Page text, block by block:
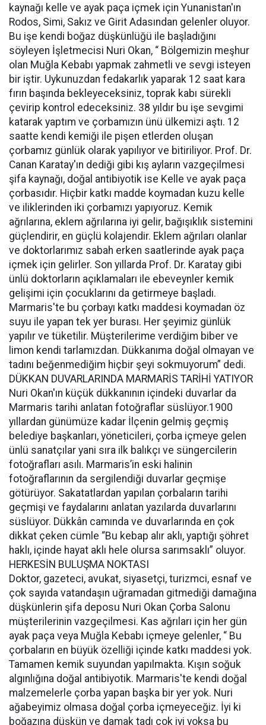
kaynağı kelle ve ayak paça içmek için Yunanistan'ın
Rodos, Simi, Sakız ve Girit Adasından gelenler oluyor.
Bu işe kendi boğaz düşkünlüğü ile başladığını
söyleyen İşletmecisi Nuri Okan, “ Bölgemizin meşhur
olan Muğla Kebabı yapmak zahmetli ve sevgi isteyen
bir iştir. Uykunuzdan fedakarlık yaparak 12 saat kara
fırın başında bekleyeceksiniz, toprak kabı sürekli
çevirip kontrol edeceksiniz. 38 yıldır bu işe sevgimi
katarak yaptım ve çorbamızın ünü ülkemizi aştı. 12
saatte kendi kemiği ile pişen etlerden oluşan
çorbamız günlük olarak yapılıyor ve bitiriliyor. Prof. Dr.
Canan Karatay'ın dediği gibi kış ayların vazgeçilmesi
şifa kaynağı, doğal antibiyotik ise Kelle ve ayak paça
çorbasıdır. Hiçbir katkı madde koymadan kuzu kelle
ve iliklerinden iki çorbamızı yapıyoruz. Kemik
ağrılarına, eklem ağrılarına iyi gelir, bağışıklık sistemini
güçlendirir, en güçlü kolajendir. Eklem ağrıları olanlar
ve doktorlarımız sabah erken saatlerinde ayak paça
içmek için gelirler. Son yıllarda Prof. Dr. Karatay gibi
ünlü doktorların açıklamaları ile ebeveynler kemik
gelişimi için çocuklarını da getirmeye başladı.
Marmaris'te bu çorbayı katkı maddesi koymadan öz
suyu ile yapan tek yer burası. Her şeyimiz günlük
yapılır ve tüketilir. Müşterilerime verdiğim biber ve
limon kendi tarlamızdan. Dükkanıma doğal olmayan ve
tadını beğenmediğim hiçbir şeyi sokmuyorum” dedi.
DÜKKAN DUVARLARINDA MARMARİS TARİHİ YATIYOR
Nuri Okan'ın küçük dükkanının içindeki duvarlar da
Marmaris tarihi anlatan fotoğraflar süslüyor.1900
yıllardan günümüze kadar İlçenin gelmiş geçmiş
belediye başkanları, yöneticileri, çorba içmeye gelen
ünlü sanatçılar yani sıra ilk balıkçı ve süngercilerin
fotoğrafları asılı. Marmaris’in eski halinin
fotoğraflarının da sergilendiği duvarlar geçmişe
götürüyor. Sakatatlardan yapılan çorbaların tarihi
geçmişi ve faydalarını anlatan yazılarda duvarlarını
süslüyor. Dükkân camında ve duvarlarında en çok
dikkat çeken cümle “Bu kebap alır aklı, yaptığı şöhret
haklı, içinde hayat aklı hele olursa sarımsaklı” oluyor.
HERKESİN BULUŞMA NOKTASI
Doktor, gazeteci, avukat, siyasetçi, turizmci, esnaf ve
çok sayıda vatandaşın uğramadan gitmediği damağına
düşkünlerin şifa deposu Nuri Okan Çorba Salonu
müşterilerinin vazgeçilmesi. Kas ağrıları için her gün
ayak paça veya Muğla Kebabı içmeye gelenler, “ Bu
çorbaların en büyük özelliği içinde katkı maddesi yok.
Tamamen kemik suyundan yapılmakta. Kışın soğuk
algınlığına doğal antibiyotik. Marmaris'te kendi doğal
malzemelerle çorba yapan başka bir yer yok. Nuri
ağabeyimiz olmasa doğal çorba içmeyeceğiz. İyi ki
boğazına düşkün ve damak tadı çok iyi yoksa bu